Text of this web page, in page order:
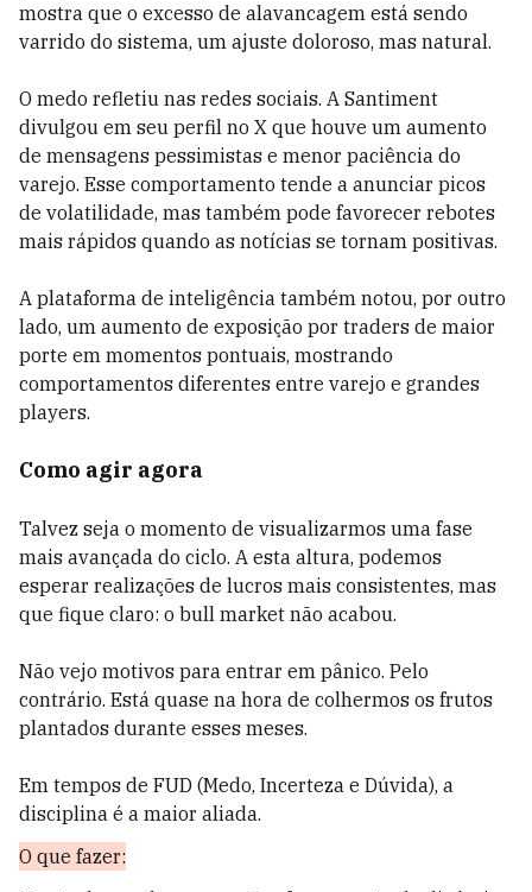
mostra que o excesso de alavancagem está sendo
varrido do sistema, um ajuste doloroso, mas natural.
O medo refletiu nas redes sociais. A Santiment
divulgou em seu perfil no X que houve um aumento
de mensagens pessimistas e menor paciência do
varejo. Esse comportamento tende a anunciar picos
de volatilidade, mas também pode favorecer rebotes
mais rápidos quando as notícias se tornam positivas.
A plataforma de inteligência também notou, por outro
lado, um aumento de exposição por traders de maior
porte em momentos pontuais, mostrando
comportamentos diferentes entre varejo e grandes
players.
Como agir agora
Talvez seja o momento de visualizarmos uma fase
mais avançada do ciclo. A esta altura, podemos
esperar realizações de lucros mais consistentes, mas
que fique claro: o bull market não acabou.
Não vejo motivos para entrar em pânico. Pelo
contrário. Está quase na hora de colhermos os frutos
plantados durante esses meses.
Em tempos de FUD (Medo, Incerteza e Dúvida), a
disciplina é a maior aliada.
O que fazer: